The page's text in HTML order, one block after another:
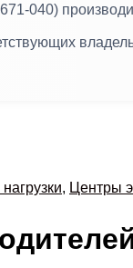
040)
, Центры